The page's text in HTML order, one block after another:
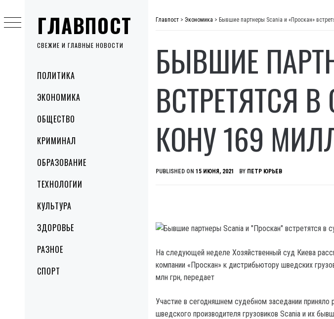
ГЛАВПОСТ
СВЕЖИЕ И ГЛАВНЫЕ НОВОСТИ
MenuПОЛИТИКА
ЭКОНОМИКА
ОБЩЕСТВО
КРИМИНАЛ
ОБРАЗОВАНИЕ
ТЕХНОЛОГИИ
КУЛЬТУРА
ЗДОРОВЬЕ
РАЗНОЕ
СПОРТ
to
content
Главпост > Экономика > Бывшие партнеры Scania и «Проскан»
БЫВШИЕ
ВСТРЕТЯТСЯ
КОНУ 169
PUBLISHED ON 15 ИЮНЯ, 2021 BY ПЕТР ЮРЬЕВ
На следующей неделе Хозяйственный суд Киева
компании «Проскан» к дистрибьютору шведских
млн грн, передает
Участие в сегодняшнем судебном заседании приняло
шведского производителя грузовиков Scania и их